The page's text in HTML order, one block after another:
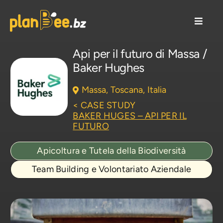
contenuto
Toggle
Soluzioni CSR
Case Studies/Aziende
Risorse/Blog
Chi siamo
Contattaci
Api per il futuro di Massa /
Baker Hughes
Massa, Toscana, Italia
< CASE STUDY
BAKER HUGES – API PER IL
FUTURO
Apicoltura e Tutela della Biodiversità
Team Building e Volontariato Aziendale